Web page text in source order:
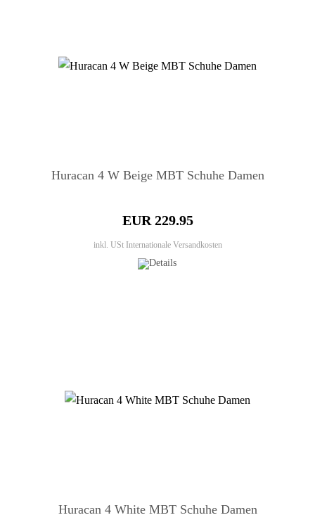
Huracan 4 W Beige MBT Schuhe Damen
EUR 229.95
inkl. USt Internationale Versandkosten
Huracan 4 White MBT Schuhe Damen